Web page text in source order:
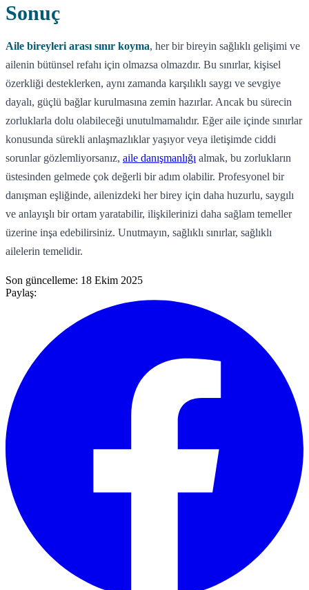
Sonuç
Aile bireyleri arası sınır koyma, her bir bireyin sağlıklı gelişimi ve
ailenin bütünsel refahı için olmazsa olmazdır. Bu sınırlar, kişisel
özerkliği desteklerken, aynı zamanda karşılıklı saygı ve sevgiye
dayalı, güçlü bağlar kurulmasına zemin hazırlar. Ancak bu sürecin
zorluklarla dolu olabileceği unutulmamalıdır. Eğer aile içinde sınırlar
konusunda sürekli anlaşmazlıklar yaşıyor veya iletişimde ciddi
sorunlar gözlemliyorsanız, aile danışmanlığı almak, bu zorlukların
üstesinden gelmede çok değerli bir adım olabilir. Profesyonel bir
danışman eşliğinde, ailenizdeki her birey için daha huzurlu, saygılı
ve anlayışlı bir ortam yaratabilir, ilişkilerinizi daha sağlam temeller
üzerine inşa edebilirsiniz. Unutmayın, sağlıklı sınırlar, sağlıklı
ailelerin temelidir.
Son güncelleme: 18 Ekim 2025
Paylaş: